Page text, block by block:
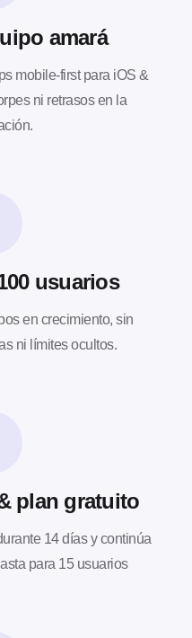
amará
mobile-first para iOS &
ni retrasos en la
usuarios
en crecimiento, sin
ni límites ocultos.
plan gratuito
14 días y continúa
para 15 usuarios